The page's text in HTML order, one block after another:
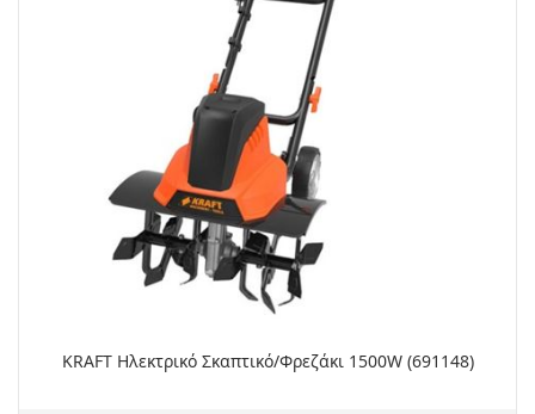
KRAFT Ηλεκτρικό Σκαπτικό/Φρεζάκι 1500W (691148)